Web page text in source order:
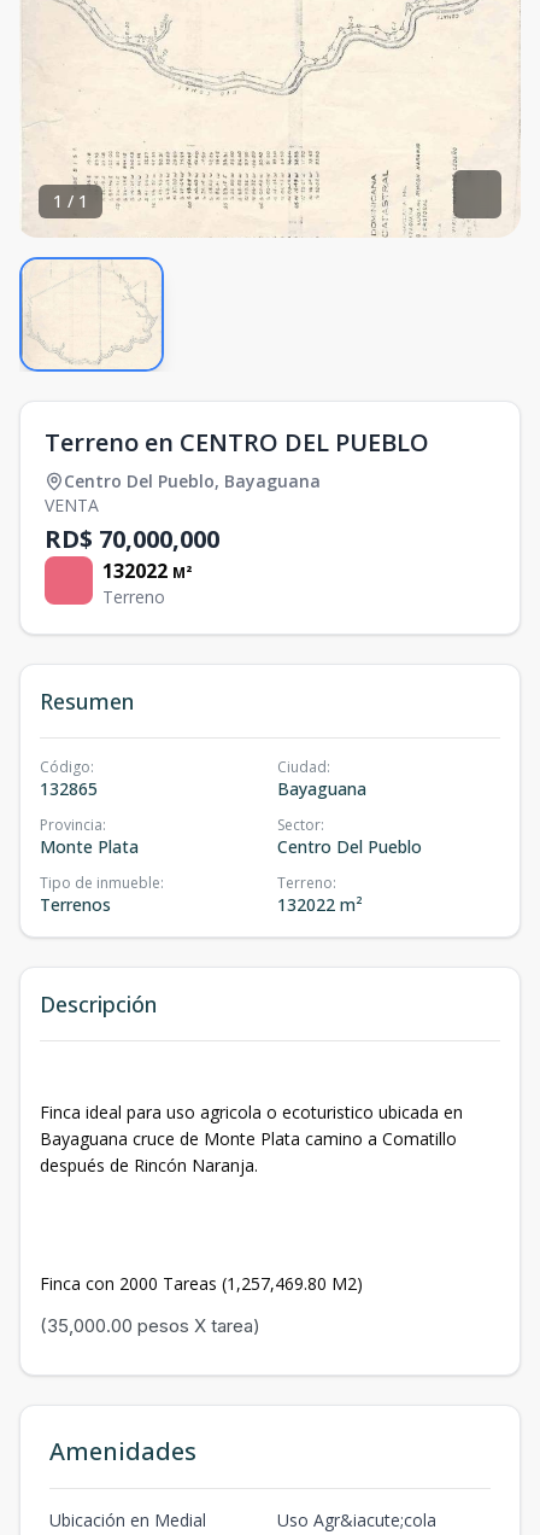
1 / 1
Terreno en CENTRO DEL PUEBLO
Centro Del Pueblo, Bayaguana
VENTA
RD$ 70,000,000
132022 M²
Terreno
Resumen
Código:
132865
Ciudad:
Bayaguana
Provincia:
Monte Plata
Sector:
Centro Del Pueblo
Tipo de inmueble:
Terrenos
Terreno:
132022 m²
Descripción
Finca ideal para uso agricola o ecoturistico ubicada en
Bayaguana cruce de Monte Plata camino a Comatillo
después de Rincón Naranja.
Finca con 2000 Tareas (1,257,469.80 M2)
(35,000.00 pesos X tarea)
Amenidades
Ubicación en Medial
Uso Agr&iacute;cola